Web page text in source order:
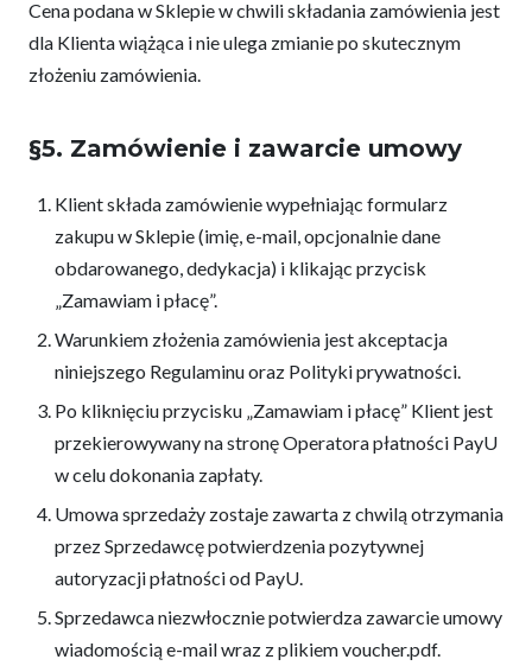
Cena podana w Sklepie w chwili składania zamówienia jest
dla Klienta wiążąca i nie ulega zmianie po skutecznym
złożeniu zamówienia.
§5. Zamówienie i zawarcie umowy
Klient składa zamówienie wypełniając formularz
zakupu w Sklepie (imię, e-mail, opcjonalnie dane
obdarowanego, dedykacja) i klikając przycisk
„Zamawiam i płacę”.
Warunkiem złożenia zamówienia jest akceptacja
niniejszego Regulaminu oraz Polityki prywatności.
Po kliknięciu przycisku „Zamawiam i płacę” Klient jest
przekierowywany na stronę Operatora płatności PayU
w celu dokonania zapłaty.
Umowa sprzedaży zostaje zawarta z chwilą otrzymania
przez Sprzedawcę potwierdzenia pozytywnej
autoryzacji płatności od PayU.
Sprzedawca niezwłocznie potwierdza zawarcie umowy
wiadomością e-mail wraz z plikiem voucher.pdf.